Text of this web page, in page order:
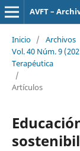
AVFT –
Inicio / Archivos
Vol. 40 Núm. 9
Terapéutica
/
Artículos